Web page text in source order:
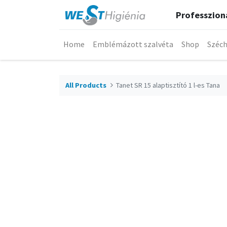
Home Emblémázott szalvéta Shop
All Products Tanet SR 15 alaptisztító 1 l-es Tana